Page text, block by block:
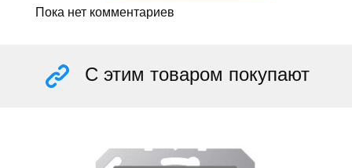
Пока нет комментариев
С этим товаром покупают